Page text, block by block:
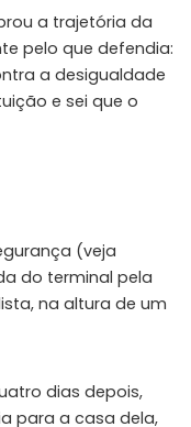
a trajetória da
pelo que defendia:
a desigualdade
e sei que o
(veja
do terminal pela
na altura de um
dias depois,
para a casa dela,